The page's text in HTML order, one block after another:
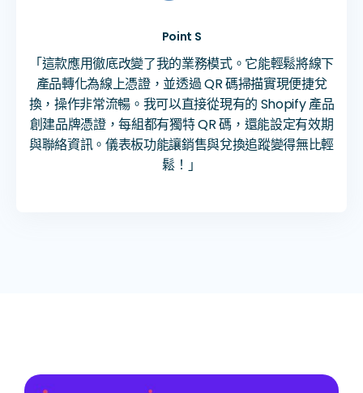
Point S
「這款應用徹底改變了我的業務模式。它能輕鬆將線下
產品轉化為線上憑證，並透過 QR 碼掃描實現便捷兌
換，操作非常流暢。我可以直接從現有的 Shopify 產品
創建品牌憑證，每組都有獨特 QR 碼，還能設定有效期
與聯絡資訊。儀表板功能讓銷售與兌換追蹤變得無比輕
鬆！」